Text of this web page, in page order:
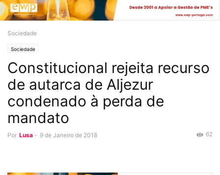
Sociedade
Sociedade
Constitucional rejeita recurso
de autarca de Aljezur
condenado à perda de
mandato
Por Lusa - 9 de Janeiro de 2018 62